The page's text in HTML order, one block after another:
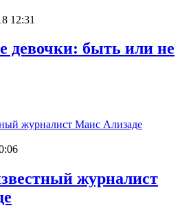
12:31
девочки: быть или не
журналист